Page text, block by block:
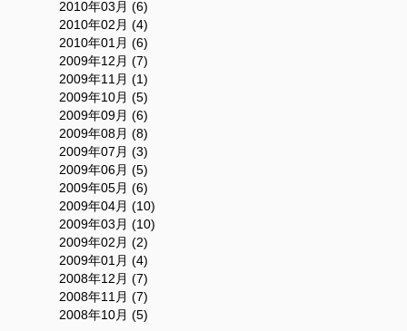
2010年03月 (6)
2010年02月 (4)
2010年01月 (6)
2009年12月 (7)
2009年11月 (1)
2009年10月 (5)
2009年09月 (6)
2009年08月 (8)
2009年07月 (3)
2009年06月 (5)
2009年05月 (6)
2009年04月 (10)
2009年03月 (10)
2009年02月 (2)
2009年01月 (4)
2008年12月 (7)
2008年11月 (7)
2008年10月 (5)